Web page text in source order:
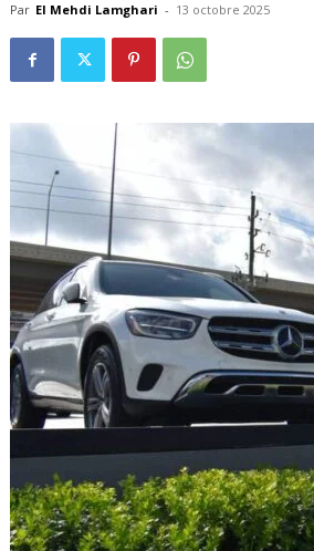
Par El Mehdi Lamghari - 13 octobre 2025